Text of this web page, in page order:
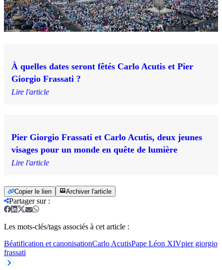
À quelles dates seront fêtés Carlo Acutis et Pier
Giorgio Frassati ?
Lire l'article
Pier Giorgio Frassati et Carlo Acutis, deux jeunes
visages pour un monde en quête de lumière
Lire l'article
Copier le lien Archiver l'article
Partager sur:
Les mots-clés/tags associés à cet article :
Béatification et canonisationCarlo AcutisPape Léon XIVpier giorgio
frassati